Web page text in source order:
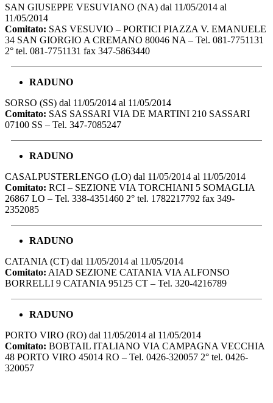
SAN GIUSEPPE VESUVIANO (NA) dal 11/05/2014 al
11/05/2014
Comitato: SAS VESUVIO – PORTICI PIAZZA V. EMANUELE
34 SAN GIORGIO A CREMANO 80046 NA – Tel. 081-7751131
2° tel. 081-7751131 fax 347-5863440
RADUNO
SORSO (SS) dal 11/05/2014 al 11/05/2014
Comitato: SAS SASSARI VIA DE MARTINI 210 SASSARI
07100 SS – Tel. 347-7085247
RADUNO
CASALPUSTERLENGO (LO) dal 11/05/2014 al 11/05/2014
Comitato: RCI – SEZIONE VIA TORCHIANI 5 SOMAGLIA
26867 LO – Tel. 338-4351460 2° tel. 1782217792 fax 349-
2352085
RADUNO
CATANIA (CT) dal 11/05/2014 al 11/05/2014
Comitato: AIAD SEZIONE CATANIA VIA ALFONSO
BORRELLI 9 CATANIA 95125 CT – Tel. 320-4216789
RADUNO
PORTO VIRO (RO) dal 11/05/2014 al 11/05/2014
Comitato: BOBTAIL ITALIANO VIA CAMPAGNA VECCHIA
48 PORTO VIRO 45014 RO – Tel. 0426-320057 2° tel. 0426-
320057